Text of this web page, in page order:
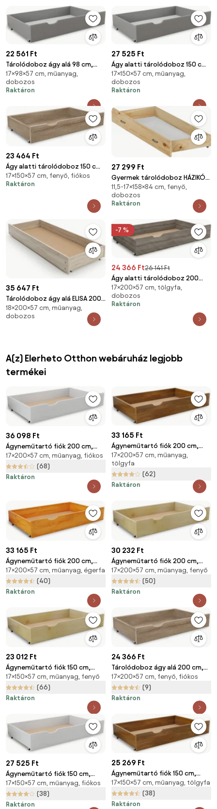
22 561 Ft
Tárolódoboz ágy alá 98 cm,
szürke
17×98×57 cm, műanyag,
dobozos
Raktáron
27 525 Ft
Ágy alatti tárolódoboz 150 cm,
szürke
17×150×57 cm, műanyag,
dobozos
Raktáron
23 464 Ft
Ágy alatti tárolódoboz 150 cm,
sonoma tölgy
17×150×57 cm, fenyő, fiókos
Raktáron
27 299 Ft
Gyermek tárolódoboz HÁZIKÓ
D3 fenyő
11,5-17×158×84 cm, fenyő,
dobozos
Raktáron
35 647 Ft
Tárolódoboz ágy alá ELISA 200
cm, sonoma tölgy
18×200×57 cm, műanyag,
dobozos
-7 %
24 366 Ft26 141 Ft
Ágy alatti tárolódoboz 200
cm, szarvasgomba tölgy
17×200×57 cm, tölgyfa,
dobozos
Raktáron
A(z) Elerheto Otthon webáruház legjobb
termékei
36 098 Ft
Ágyneműtartó fiók 200 cm,
fehér
17×200×57 cm, műanyag, fiókos
(68)
Raktáron
33 165 Ft
Ágyneműtartó fiók 200 cm,
tölgyfa
17×200×57 cm, műanyag,
tölgyfa
(62)
Raktáron
33 165 Ft
Ágyneműtartó fiók 200 cm,
égerfa
17×200×57 cm, műanyag, égerfa
(40)
Raktáron
30 232 Ft
Ágyneműtartó fiók 200 cm,
fenyőfa
17×200×57 cm, műanyag, fenyő
(50)
Raktáron
23 012 Ft
Ágyneműtartó fiók 150 cm,
fenyőfa
17×150×57 cm, műanyag, fenyő
(66)
Raktáron
24 366 Ft
Tárolódoboz ágy alá 200 cm,
sonoma tölgy
17×200×57 cm, fenyő, fiókos
(9)
Raktáron
27 525 Ft
Ágyneműtartó fiók 150 cm,
fehér
17×150×57 cm, műanyag, fiókos
(38)
Raktáron
25 269 Ft
Ágyneműtartó fiók 150 cm,
tölgyfa
17×150×57 cm, műanyag, tölgyfa
(38)
Raktáron